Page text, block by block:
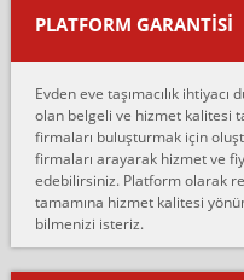
Murat:
çalıştıklarını, müş...
Ahmet:
Lüleburgaz güngünes evden eve
anlaştık sabah eve geldiklerinde de
sarcaz demelerine r...
mehmet güldü:
Ankara ALİCANLAR NAKLİYAT
PLATFORM GARANTİSİ
Evden eve taşımacılık
olan belgeli ve hizmet kalitesi
firmaları buluşturmak için
firmaları arayarak hizmet ve
edebilirsiniz. Platform olarak
tamamına hizmet kalitesi
bilmenizi isteriz.